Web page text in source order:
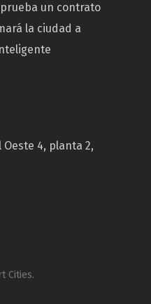
un contrato
la ciudad a
4, planta 2,
Cities.